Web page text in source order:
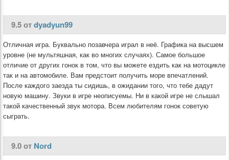
9.5 отdyadyun99
Отличная игра. Буквально позавчера играл в неё. Графика на высшем
уровне (не мультяшная, как во многих случаях). Самое большое
отличие от других гонок в том, что вы можете ездить как на мотоцикле
так и на автомобиле. Вам предстоит получить море впечатлений.
После каждого заезда ты сидишь, в ожидании того, что тебе дадут
новую машину. Звуки в игре неописуемы. Ни в какой игре не слышал
такой качественный звук мотора. Всем любителям гонок советую
сыграть.
9.0 от Nord